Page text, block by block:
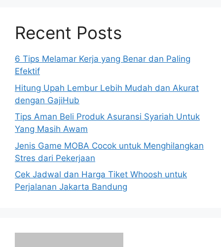
Recent Posts
6 Tips Melamar Kerja yang Benar dan Paling
Efektif
Hitung Upah Lembur Lebih Mudah dan Akurat
dengan GajiHub
Tips Aman Beli Produk Asuransi Syariah Untuk
Yang Masih Awam
Jenis Game MOBA Cocok untuk Menghilangkan
Stres dari Pekerjaan
Cek Jadwal dan Harga Tiket Whoosh untuk
Perjalanan Jakarta Bandung